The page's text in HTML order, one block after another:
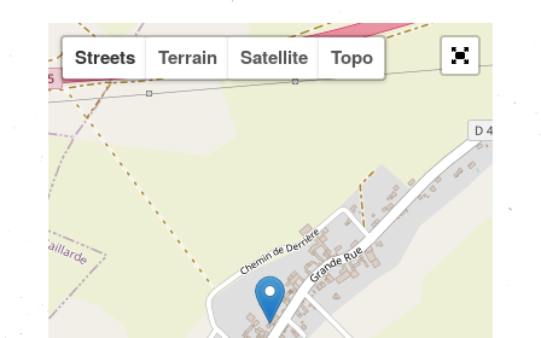
Streets Terrain Satellite Topo